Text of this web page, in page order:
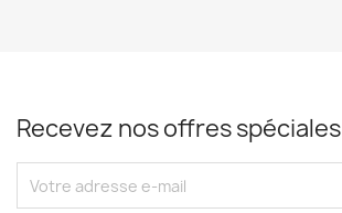
Recevez nos offres spéciales